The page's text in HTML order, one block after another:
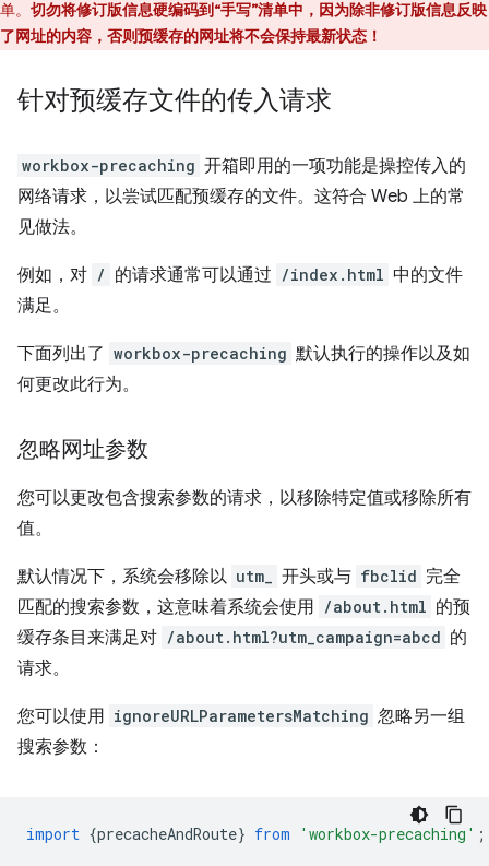
单。 切勿将修订版信息硬编码到“手写”清单中，因为除非修订版信息反映
了网址的内容，否则预缓存的网址将不会保持最新状态！
针对预缓存文件的传入请求
workbox-precaching 开箱即用的一项功能是操控传入的
网络请求，以尝试匹配预缓存的文件。这符合 Web 上的常
见做法。
例如，对 / 的请求通常可以通过 /index.html 中的文件
满足。
下面列出了 workbox-precaching 默认执行的操作以及如
何更改此行为。
忽略网址参数
您可以更改包含搜索参数的请求，以移除特定值或移除所有
值。
默认情况下，系统会移除以 utm_ 开头或与 fbclid 完全
匹配的搜索参数，这意味着系统会使用 /about.html 的预
缓存条目来满足对 /about.html?utm_campaign=abcd 的
请求。
您可以使用 ignoreURLParametersMatching 忽略另一组
搜索参数：
import {precacheAndRoute} from 'workbox-precaching' ;